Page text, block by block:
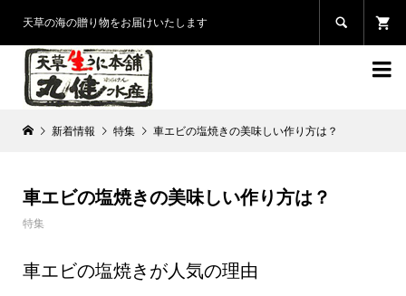
天草の海の贈り物をお届けいたします 

新着情報 特集 車エビの塩焼きの美味しい作り方は？
車エビの塩焼きの美味しい作り方は？
特集
車エビの塩焼きが人気の理由